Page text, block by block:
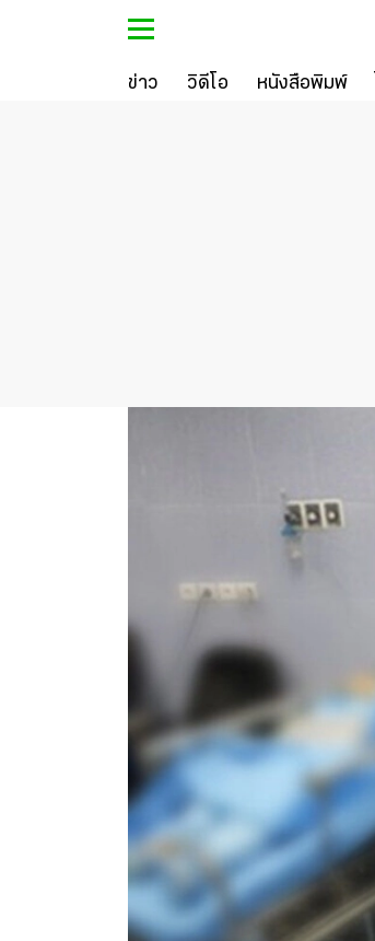
ข่าว วิดีโอ หนังสือพิมพ์